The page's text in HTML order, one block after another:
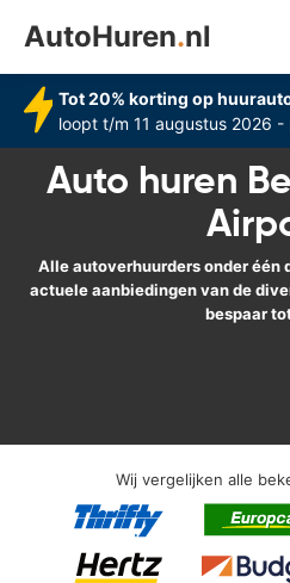
AutoHuren.nl
Tot 20% korting op
loopt t/m 11 augustus 2026
Auto huren
Alle autoverhuurders onder één
actuele aanbiedingen van de
bespaar
Wij vergelijken alle